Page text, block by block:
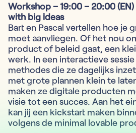
Workshop – 19:00 – 20:00
with big ideas
Bart en Pascal vertellen hoe je
moet aanvliegen. Of het nou
product of beleid gaat, een
werk. In een interactieve
methodes die ze dagelijks
met grote plannen klein te
maken ze digitale producten
visie tot een succes. Aan het
kan jij een kickstart maken
volgens de minimal lovable